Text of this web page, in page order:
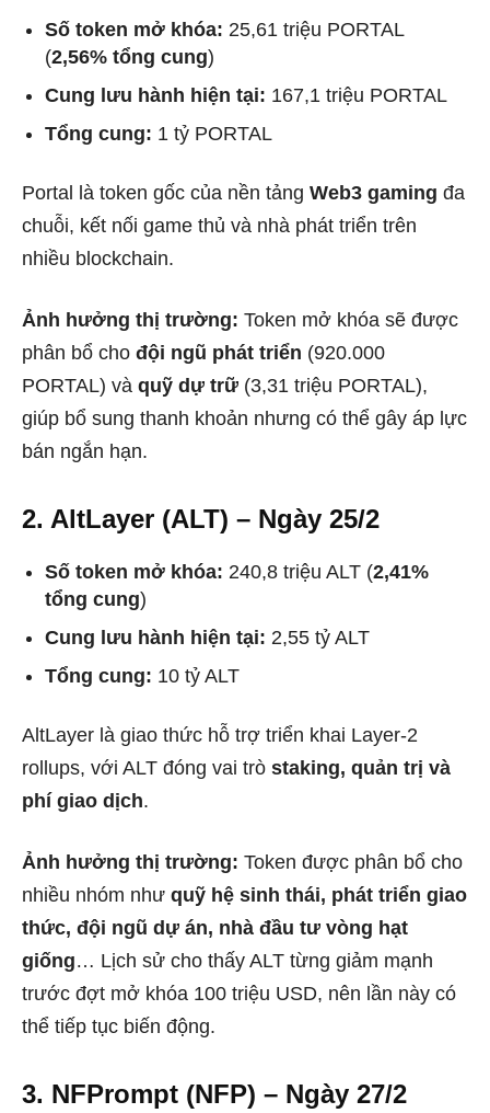
Số token mở khóa: 25,61 triệu PORTAL
(2,56% tổng cung)
Cung lưu hành hiện tại: 167,1 triệu PORTAL
Tổng cung: 1 tỷ PORTAL
Portal là token gốc của nền tảng Web3 gaming đa
chuỗi, kết nối game thủ và nhà phát triển trên
nhiều blockchain.
Ảnh hưởng thị trường: Token mở khóa sẽ được
phân bổ cho đội ngũ phát triển (920.000
PORTAL) và quỹ dự trữ (3,31 triệu PORTAL),
giúp bổ sung thanh khoản nhưng có thể gây áp lực
bán ngắn hạn.
2. AltLayer (ALT) – Ngày 25/2
Số token mở khóa: 240,8 triệu ALT (2,41%
tổng cung)
Cung lưu hành hiện tại: 2,55 tỷ ALT
Tổng cung: 10 tỷ ALT
AltLayer là giao thức hỗ trợ triển khai Layer-2
rollups, với ALT đóng vai trò staking, quản trị và
phí giao dịch.
Ảnh hưởng thị trường: Token được phân bổ cho
nhiều nhóm như quỹ hệ sinh thái, phát triển giao
thức, đội ngũ dự án, nhà đầu tư vòng hạt
giống… Lịch sử cho thấy ALT từng giảm mạnh
trước đợt mở khóa 100 triệu USD, nên lần này có
thể tiếp tục biến động.
3. NFPrompt (NFP) – Ngày 27/2